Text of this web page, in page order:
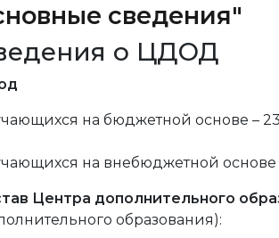
сведения"
о ЦДОД
на бюджетной основе –
на внебюджетной основе
Центра дополнительного
образования):